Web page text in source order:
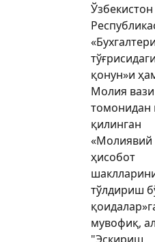
Ўзбекистон
қонун»и
Молия
томонидан
қилинган
«Молиявий
ҳисобот
тўлдириш
мувофиқ,